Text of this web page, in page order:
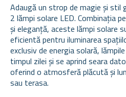
Adaugă un strop de magie și stil
2 lămpi solare LED. Combinația
și eleganță, aceste lămpi solare
eficientă pentru iluminarea
exclusiv de energia solară,
timpul zilei și se aprind seara
oferind o atmosferă plăcută și
sau terasa.